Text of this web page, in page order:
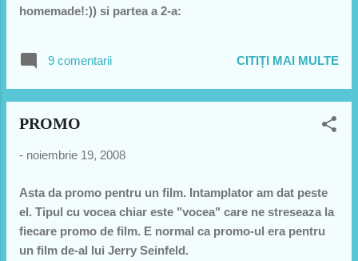
homemade!:)) si partea a 2-a:
9 comentarii CITIȚI MAI MULTE
PROMO
- noiembrie 19, 2008
Asta da promo pentru un film. Intamplator am dat peste
el. Tipul cu vocea chiar este "vocea" care ne streseaza la
fiecare promo de film. E normal ca promo-ul era pentru
un film de-al lui Jerry Seinfeld.